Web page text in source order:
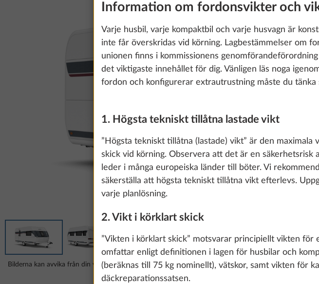
Bilderna kan avvika från din valda konfiguration.
Information om fordonsvikter och
Varje husbil, varje kompaktbil och varje husvagn är
inte får överskridas vid körning. Lagbestämmelser om
unionen finns i kommissionens
det viktigaste innehållet för dig. Vänligen läs noga
fordon och konfigurerar extrautrustning måste du
1. Högsta tekniskt tillåtna lastade vikt
”Högsta tekniskt tillåtna (lastade) vikt” är den
skick vid körning. Observera att det är en
leder i många europeiska länder till böter. Vi
säkerställa att högsta tekniskt tillåtna vikt efterlevs.
varje planlösning.
2. Vikt i körklart skick
”Vikten i körklart skick” motsvarar principiellt vikten
omfattar enligt definitionen i lagen för husbilar och
(beräknas till 75 kg nominellt), vätskor, samt vikten för
däckreparationssatsen.